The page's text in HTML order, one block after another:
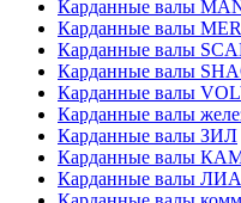
Карданные валы
Карданные валы
Карданные валы
Карданные валы
Карданные валы
Карданные валы
Карданные валы ЗИЛ
Карданные валы
Карданные валы